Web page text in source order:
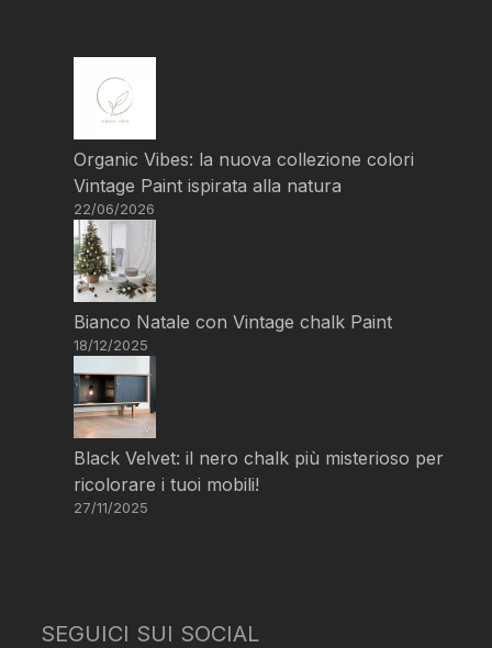
Organic Vibes: la nuova collezione colori
Vintage Paint ispirata alla natura
22/06/2026
Bianco Natale con Vintage chalk Paint
18/12/2025
Black Velvet: il nero chalk più misterioso per
ricolorare i tuoi mobili!
27/11/2025
SEGUICI SUI SOCIAL